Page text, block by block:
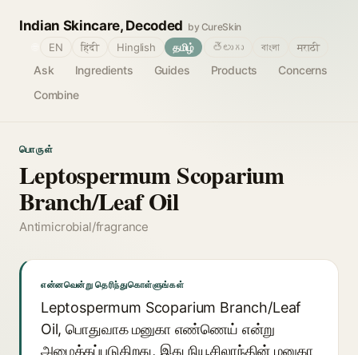
Indian Skincare, Decoded by CureSkin
Ask Ingredients Guides Products
Concerns
Combine
EN हिंदी Hinglish தமிழ் తెలుగు বাংলা मराठी
பொருள்
Leptospermum Scoparium
Branch/Leaf Oil
Antimicrobial/fragrance
என்னவென்று தெரிந்துகொள்ளுங்கள்
Leptospermum Scoparium Branch/Leaf
Oil, பொதுவாக மனுகா எண்ணெய் என்று
அழைக்கப்படுகிறது, இது நியூசிலாந்தின் மனுகா